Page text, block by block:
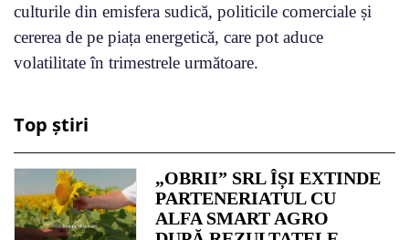
culturile din emisfera sudică, politicile comerciale și
cererea de pe piața energetică, care pot aduce
volatilitate în trimestrele următoare.
Top știri
„OBRII” SRL ÎȘI EXTINDE
PARTENERIATUL CU
ALFA SMART AGRO